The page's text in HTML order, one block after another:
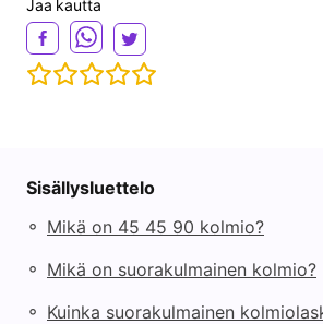
Jaa kautta
Sisällysluettelo
◦ Mikä on 45 45 90 kolmio?
◦ Mikä on suorakulmainen kolmio?
◦ Kuinka suorakulmainen